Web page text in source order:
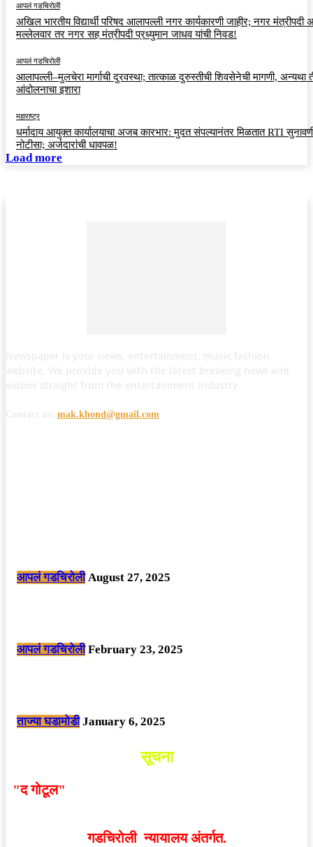
आपलं गडचिरोली
अखिल भारतीय विद्यार्थी परिषद आलापल्ली नगर कार्यकारणी जाहीर; नगर मंत्रीपदी
मल्लेलवार तर नगर सह मंत्रीपदी प्रध्युमान जाधव यांची निवड!
आपलं गडचिरोली
आलापल्ली–मुलचेरा मार्गाची दुरवस्था; तात्काळ दुरुस्तीची शिवसेनेची मागणी, अन्यथा
आंदोलनाचा इशारा
महाराष्ट्र
धर्मादाय आयुक्त कार्यालयाचा अजब कारभार: मुदत संपल्यानंतर मिळतात RTI
नोटीसा; अर्जदारांची धावपळ!
Load more
mak.khond@gmail.com
आपलं गडचिरोली August 27, 2025
आपलं गडचिरोली February 23, 2025
ताज्या घडामोडी January 6, 2025
सूचना
"द गोटूल"
गडचिरोली न्यायालय अंतर्गत.